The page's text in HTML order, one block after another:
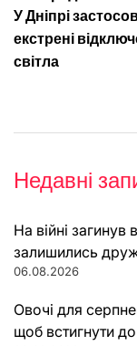
записів
У Дніпрі
екстрені
світла
Недавні
На війні
залишились
06.08.2026
Овочі для
щоб встигнути